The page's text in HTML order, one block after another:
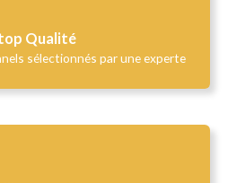
Qualité​
sélectionnés par une experte